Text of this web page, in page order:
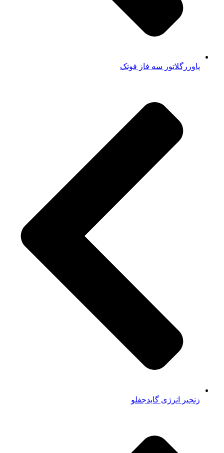
پاوررگلاتور سه فاز فوتک
زنجیر انرژی گایدجفلو